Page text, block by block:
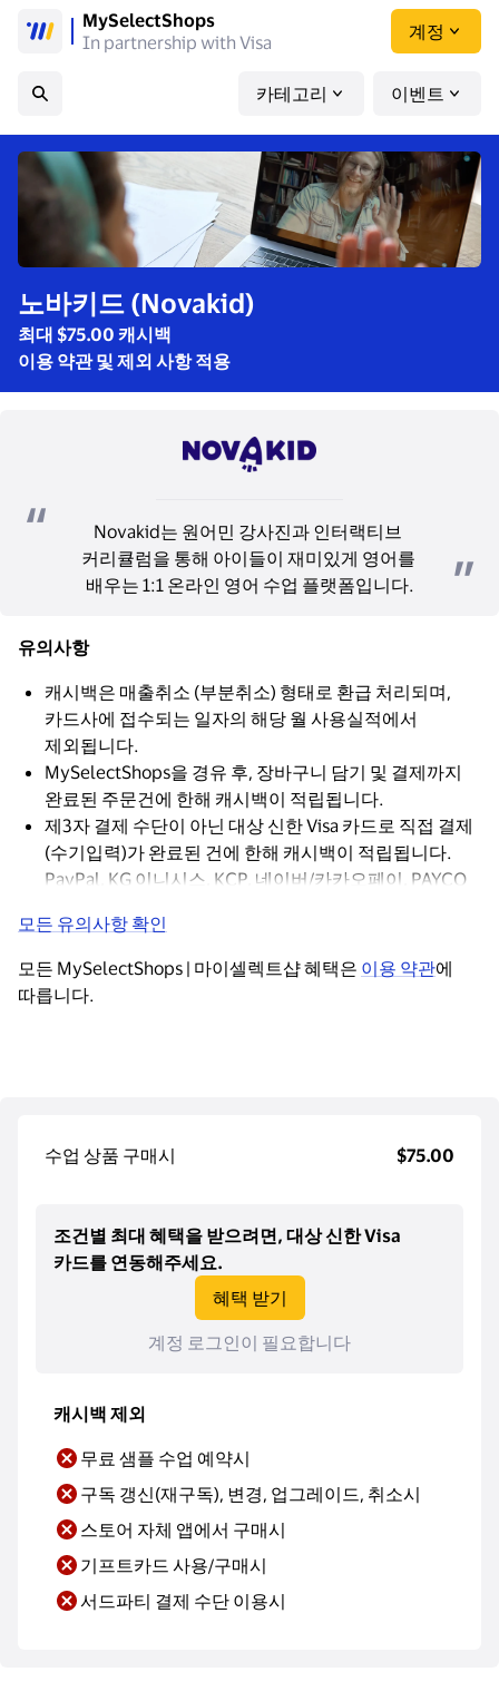
MySelectShops
In partnership with Visa
계정
카테고리 이벤트
노바키드 (Novakid)
최대 $75.00 캐시백
이용 약관 및 제외 사항 적용
Novakid는 원어민 강사진과 인터랙티브
커리큘럼을 통해 아이들이 재미있게 영어를
배우는 1:1 온라인 영어 수업 플랫폼입니다.
유의사항
캐시백은 매출취소 (부분취소) 형태로 환급 처리되며,
카드사에 접수되는 일자의 해당 월 사용실적에서
제외됩니다.
MySelectShops을 경유 후, 장바구니 담기 및 결제까지
완료된 주문건에 한해 캐시백이 적립됩니다.
제3자 결제 수단이 아닌 대상 신한 Visa 카드로 직접 결제
(수기입력)가 완료된 건에 한해 캐시백이 적립됩니다.
PayPal, KG 이니시스, KCP, 네이버/카카오페이, PAYCO
적립되지 않습니다.
모든 유의사항 확인
모든 MySelectShops | 마이셀렉트샵 혜택은 이용 약관에
따릅니다.
$75.00
수업 상품 구매시
조건별 최대 혜택을 받으려면, 대상 신한 Visa
카드를 연동해주세요.
혜택 받기
계정 로그인이 필요합니다
캐시백 제외
무료 샘플 수업 예약시
구독 갱신(재구독), 변경, 업그레이드, 취소시
스토어 자체 앱에서 구매시
기프트카드 사용/구매시
서드파티 결제 수단 이용시